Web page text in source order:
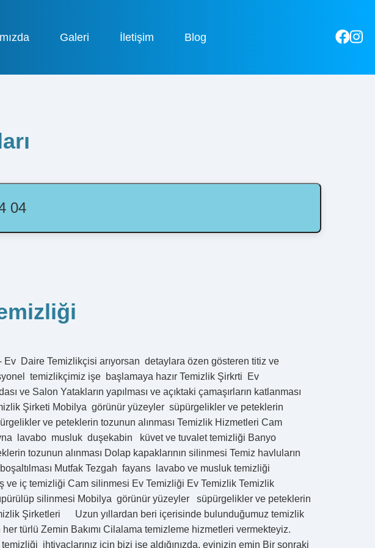
Galeri İletişim Blog
04
Ev Daire Temizlikçisi arıyorsan detaylara özen gösteren titiz ve
temizlikçimiz işe başlamaya hazır Temizlik Şirkrti Ev
ve Salon Yatakların yapılması ve açıktaki çamaşırların katlanması
Şirketi Mobilya görünür yüzeyler süpürgelikler ve peteklerin
ve peteklerin tozunun alınması Temizlik Hizmetleri Cam
lavabo musluk duşekabin küvet ve tuvalet temizliği Banyo
tozunun alınması Dolap kapaklarının silinmesi Temiz havluların
Mutfak Tezgah fayans lavabo ve musluk temizliği
ve iç temizliği Cam silinmesi Ev Temizliği Ev Temizlik Temizlik
silinmesi Mobilya görünür yüzeyler süpürgelikler ve peteklerin
Şirketleri Uzun yıllardan beri içerisinde bulunduğumuz temizlik
türlü Zemin Bakımı Cilalama temizleme hizmetleri vermekteyiz.
ihtiyaçlarınız için bizi işe aldığınızda, evinizin emin Bir sonraki